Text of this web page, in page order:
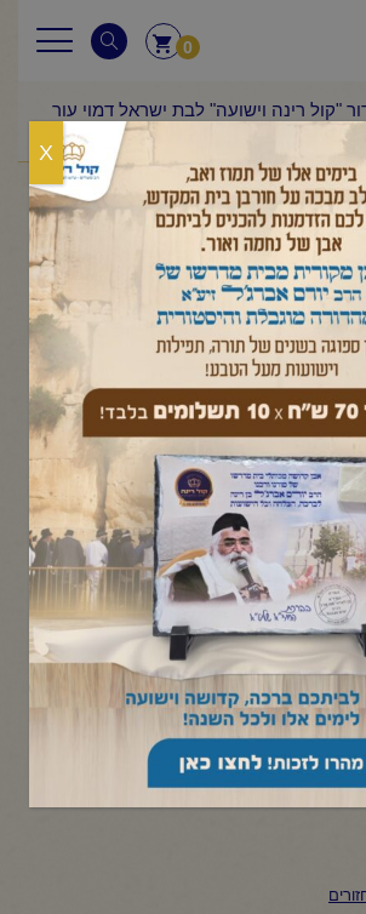
0
"קול רינה וישועה" לבת ישראל דמוי עור
(ברונזה) – 70 ש"ח
רינה וישועה" לבת
ישראל דמוי עור (ברונזה) - 70
שבת ומועדים מפוסק ומוגה היטב עם
רק בציון הקדוש
X